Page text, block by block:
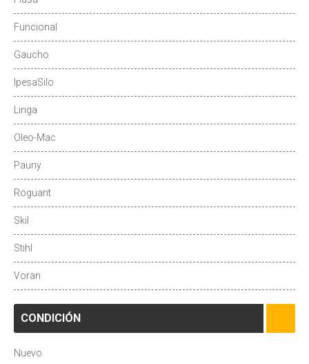
Funcional
Gaucho
IpesaSilo
Linga
Oleo-Mac
Pauny
Roguant
Skil
Stihl
Voran
CONDICIÓN
Nuevo